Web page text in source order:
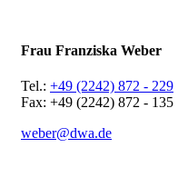
Frau Franziska Weber
Tel.: +49 (2242) 872 - 229
Fax: +49 (2242) 872 - 135
weber@dwa.de